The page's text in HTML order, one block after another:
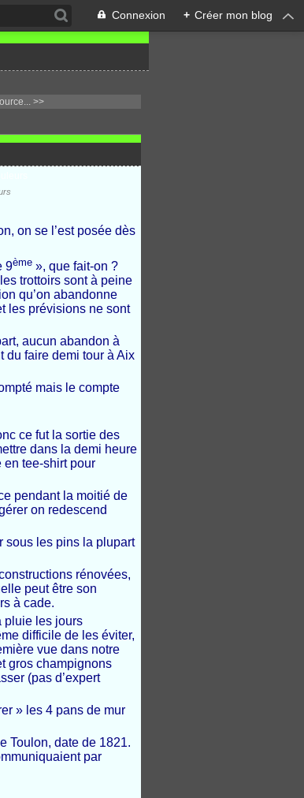
Connexion + Créer mon blog
>>
on se l’est posée dès
9ème », que fait-on ?
trottoirs sont à peine
qu’on abandonne
les prévisions ne sont
aucun abandon à
du faire demi tour à Aix
mais le compte
ce fut la sortie des
dans la demi heure
en tee-shirt pour
pendant la moitié de
on redescend
sous les pins la plupart
rénovées,
peut être son
à cade.
pluie les jours
difficile de les éviter,
vue dans notre
gros champignons
(pas d’expert
» les 4 pans de mur
Toulon, date de 1821.
par